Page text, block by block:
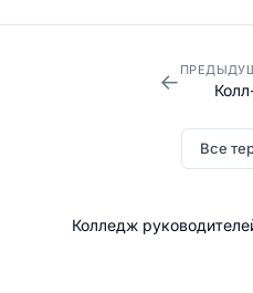
←
Все
Колледж